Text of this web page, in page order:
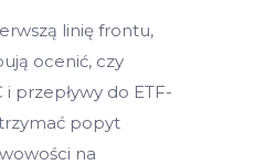
linię frontu,
ocenić, czy
i przepływy do ETF-
popyt
na